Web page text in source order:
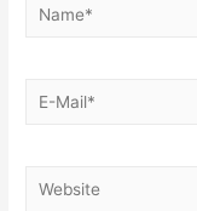
Name*
E-
Website